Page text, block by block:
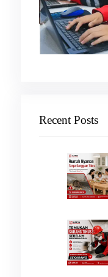
Recent Posts